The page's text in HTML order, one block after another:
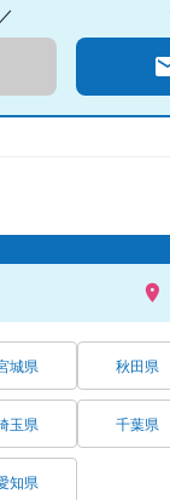
城県 秋田県
玉県 千葉県
知県